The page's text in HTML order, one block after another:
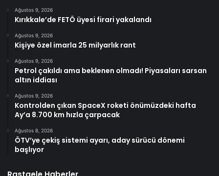
Ağustos 9, 2026
Kırıkkale’de FETÖ üyesi firari yakalandı
Ağustos 9, 2026
Kişiye özel imarla 25 milyarlık rant
Ağustos 9, 2026
Petrol çakıldı ama beklenen olmadı! Piyasaları sarsan
altın iddiası
Ağustos 9, 2026
Kontrolden çıkan SpaceX roketi önümüzdeki hafta
Ay’a 8.700 km hızla çarpacak
Ağustos 8, 2026
ÖTV’ye çekiş sistemi ayarı, aday sürücü dönemi
başlıyor